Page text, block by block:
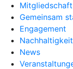
Mitgliedschaft
Gemeinsam
Engagement
Nachhaltigkeit
News